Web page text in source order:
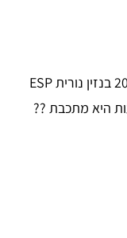
מדוע נדלק לי ביונאי סנטה פה שנת 2007 בנזין נורית ESP